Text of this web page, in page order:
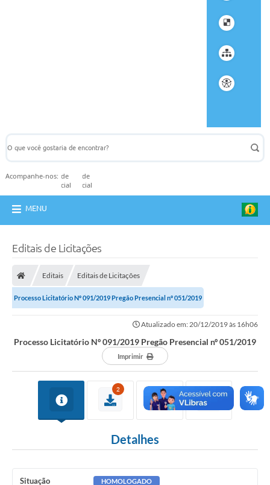
Acompanhe-nos:
MENU
Editais de Licitações
Editais Editais de Licitações
Processo Licitatório Nº 091/2019 Pregão Presencial nº 051/2019
Atualizado em: 20/12/2019 às 16h06
Processo Licitatório Nº 091/2019 Pregão Presencial nº 051/2019
Imprimir
2
Detalhes
Situação HOMOLOGADO